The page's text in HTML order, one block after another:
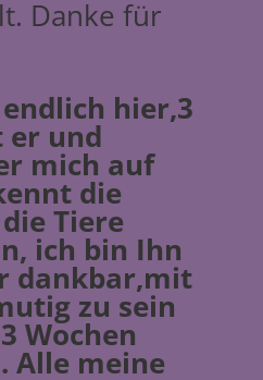
Danke für
hier,3
er und
mich auf
die
Tiere
ich bin Ihn
dankbar,mit
zu sein
Wochen
Alle meine